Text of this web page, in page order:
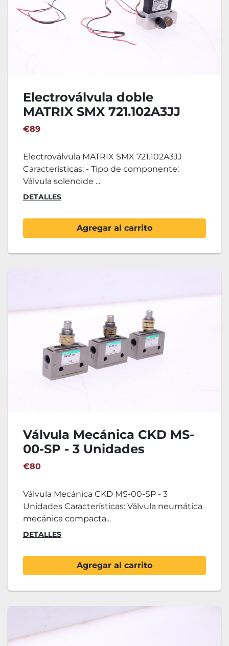
Electroválvula doble
MATRIX SMX 721.102A3JJ
€89
Electroválvula MATRIX SMX 721.102A3JJ
Características: - Tipo de componente:
Válvula solenoide ...
DETALLES
Agregar al carrito
Válvula Mecánica CKD MS-
00-SP - 3 Unidades
€80
Válvula Mecánica CKD MS-00-SP - 3
Unidades Características: Válvula neumática
mecánica compacta...
DETALLES
Agregar al carrito